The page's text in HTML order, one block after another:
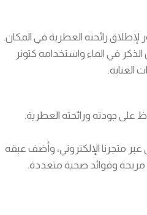
لإطلاق رائحته العطرية في المكان.
في الماء واستخدامه كتونر
العناية.
على جودته ورائحته العطرية.
عبر متجرنا الإلكتروني، وأضف عبقه
مريحة وفوائد صحية متعددة.